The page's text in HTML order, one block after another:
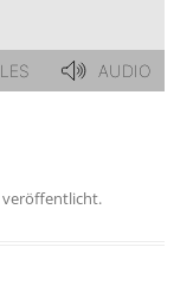
veröffentlicht.